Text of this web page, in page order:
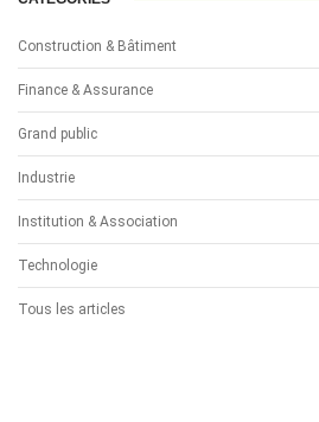
Construction & Bâtiment
Finance & Assurance
Grand public
Industrie
Institution & Association
Technologie
Tous les articles